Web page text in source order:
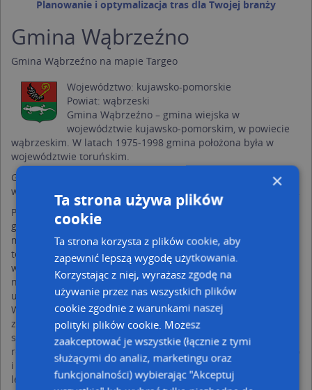
Planowanie i optymalizacja tras dla Twojej branży
Gmina Wąbrzeźno
Gmina Wąbrzeźno na mapie Targeo
Województwo: kujawsko-pomorskie
Powiat: wąbrzeski
Gmina Wąbrzeźno – gmina wiejska w
województwie kujawsko-pomorskim, w powiecie
wąbrzeskim. W latach 1975-1998 gmina położona była w
województwie toruńskim.
Gmina Wąbrzeźno położona jest we wschodniej części
województwa kujawsko-pomorskiego, w powiecie wąbrzeskim.
Położona jest na Wysoczyźnie Chełmińskiej. Część północna
gminy jest bardziej urozmaicona, występują tam wzgórza
morenowe, pagórki i obniżenia rynnowe polodowcowe. Rynny
te są głębokie, długie i wąskie a ich dna są podmokłe lub
wypełnione wodami jezior. Najwyższe wzniesienie ok. 104 m
n.p.m. znajduje się w rejonie Jarantowic. Budowa geologiczna
utworów powierzchniowych jest zróżnicowana. Teren gminy
Wąbrzeźno to strefa występowania tzw. moren wąbrzeskich,
związanych z pobytem na tym terenie lądolodu
skandynawskiego. W części południowej krajobraz jest
równinny, występują równiny zastoiskowe np. Jezioro Wieczno
i Sitno oraz równiny torfowe i mokradła. Gmina Wąbrzeźno
leży w dorzeczu rzeki Wisły, Drwęcy i Osy.
×
Ta strona używa plików
cookie
Ta strona korzysta z plików cookie, aby
zapewnić lepszą wygodę użytkowania.
Korzystając z niej, wyrażasz zgodę na
używanie przez nas wszystkich plików
cookie zgodnie z warunkami naszej
polityki plików cookie. Możesz
zaakceptować je wszystkie (łącznie z tymi
służącymi do analiz, marketingu oraz
funkcjonalności) wybierając "Akceptuj